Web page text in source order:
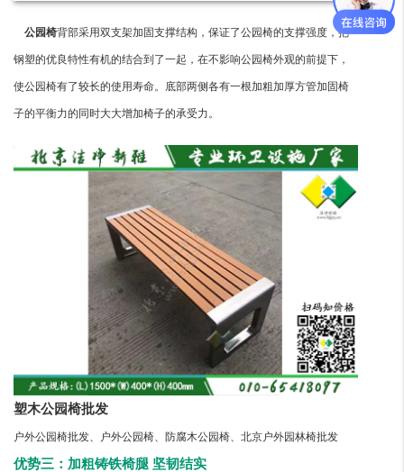
公园椅背部采用双支架加固支撑结构，保证了公园椅的支撑强度，把
钢塑的优良特性有机的结合到了一起，在不影响公园椅外观的前提下，
使公园椅有了较长的使用寿命。底部两侧各有一根加粗加厚方管加固椅
子的平衡力的同时大大增加椅子的承受力。
塑木公园椅批发
户外公园椅批发、户外公园椅、防腐木公园椅、北京户外园林椅批发
优势三：加粗铸铁椅腿 坚韧结实